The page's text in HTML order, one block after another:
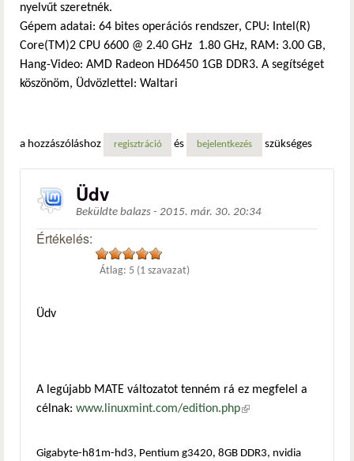
nyelvűt szeretnék.
Gépem adatai: 64 bites operációs rendszer, CPU: Intel(R)
Core(TM)2 CPU 6600 @ 2.40 GHz 1.80 GHz, RAM: 3.00 GB,
Hang-Video: AMD Radeon HD6450 1GB DDR3. A segítséget
köszönöm, Üdvözlettel: Waltari
a hozzászóláshoz regisztráció és bejelentkezés szükséges
Üdv
Beküldte balazs - 2015. már. 30. 20:34
Értékelés:
Átlag: 5 (1 szavazat)
Üdv
A legújabb MATE változatot tenném rá ez megfelel a
célnak: www.linuxmint.com/edition.php(külső hivatkozás)
Gigabyte-h81m-hd3, Pentium g3420, 8GB DDR3, nvidia